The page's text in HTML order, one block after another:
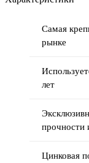
Самая
рынке
лет
прочности
Цинковая